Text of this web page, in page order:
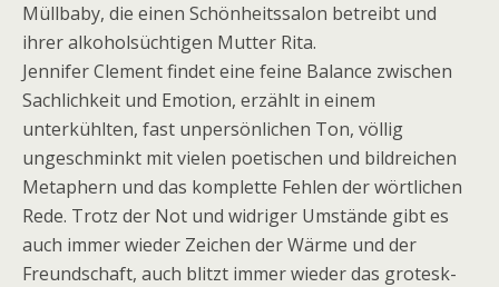
Müllbaby, die einen Schönheitssalon betreibt und
ihrer alkoholsüchtigen Mutter Rita.
Jennifer Clement findet eine feine Balance zwischen
Sachlichkeit und Emotion, erzählt in einem
unterkühlten, fast unpersönlichen Ton, völlig
ungeschminkt mit vielen poetischen und bildreichen
Metaphern und das komplette Fehlen der wörtlichen
Rede. Trotz der Not und widriger Umstände gibt es
auch immer wieder Zeichen der Wärme und der
Freundschaft, auch blitzt immer wieder das grotesk-